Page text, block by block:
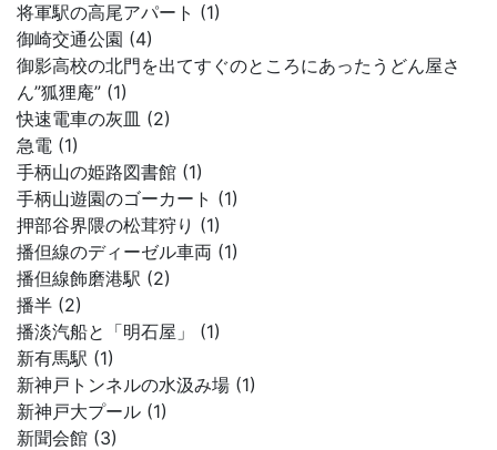
将軍駅の高尾アパート (1)
御崎交通公園 (4)
御影高校の北門を出てすぐのところにあったうどん屋さ
ん”狐狸庵” (1)
快速電車の灰皿 (2)
急電 (1)
手柄山の姫路図書館 (1)
手柄山遊園のゴーカート (1)
押部谷界隈の松茸狩り (1)
播但線のディーゼル車両 (1)
播但線飾磨港駅 (2)
播半 (2)
播淡汽船と「明石屋」 (1)
新有馬駅 (1)
新神戸トンネルの水汲み場 (1)
新神戸大プール (1)
新聞会館 (3)